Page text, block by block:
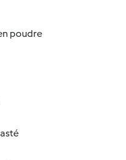
poudre